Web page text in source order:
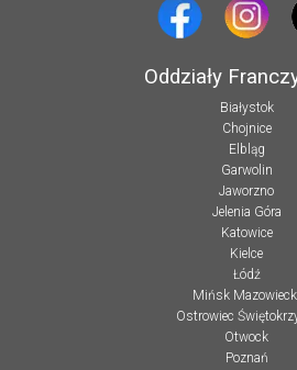
Oddziały
Białystok
Chojnice
Elbląg
Garwolin
Jaworzno
Jelenia Góra
Katowice
Kielce
Łódź
Mińsk
Ostrowiec
Otwock
Poznań